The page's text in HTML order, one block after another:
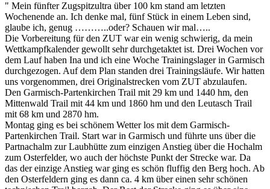
" Mein fünfter Zugspitzultra über 100 km stand am letzten
Wochenende an. Ich denke mal, fünf Stück in einem Leben sind,
glaube ich, genug ………..oder? Schauen wir mal…..
Die Vorbereitung für den ZUT war ein wenig schwierig, da mein
Wettkampfkalender gewollt sehr durchgetaktet ist. Drei Wochen vor
dem Lauf haben Ina und ich eine Woche Trainingslager in Garmisch
durchgezogen. Auf dem Plan standen drei Trainingsläufe. Wir hatten
uns vorgenommen, drei Originalstrecken vom ZUT abzulaufen.
Den Garmisch-Partenkirchen Trail mit 29 km und 1440 hm, den
Mittenwald Trail mit 44 km und 1860 hm und den Leutasch Trail
mit 68 km und 2870 hm.
Montag ging es bei schönem Wetter los mit dem Garmisch-
Partenkirchen Trail. Start war in Garmisch und führte uns über die
Partnachalm zur Laubhütte zum einzigen Anstieg über die Hochalm
zum Osterfelder, wo auch der höchste Punkt der Strecke war. Da
das der einzige Anstieg war ging es schön fluffig den Berg hoch. Ab
den Osterfeldern ging es dann ca. 4 km über einen sehr schönen